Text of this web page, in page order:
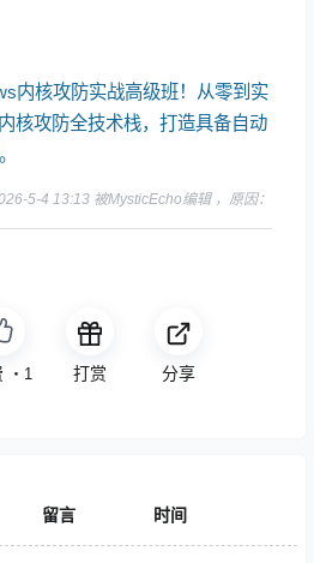
内核攻防实战高级班！从零到实
核攻防全技术栈，打造具备自动
5-4 13:13 被MysticEcho编辑 ，原因：
・ 1 打赏 分享
留言 时间